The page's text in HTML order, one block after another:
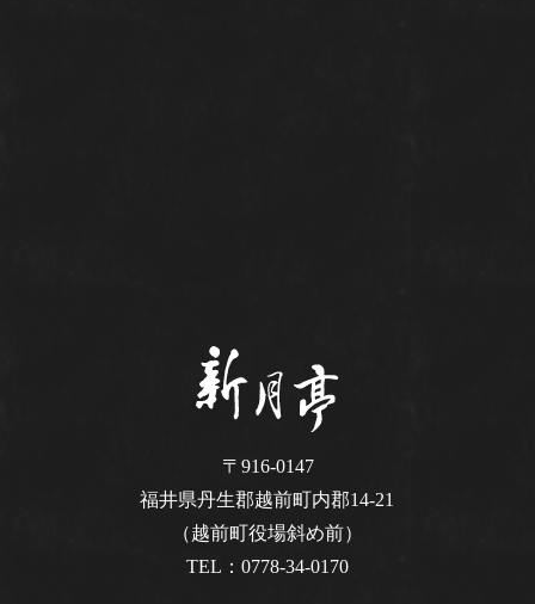
〒916-0147
福井県丹生郡越前町内郡14-21
（越前町役場斜め前）
TEL：0778-34-0170